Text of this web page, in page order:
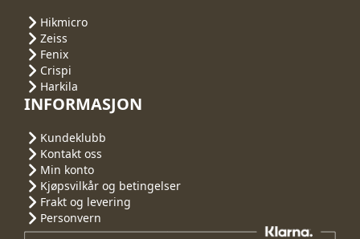
Hikmicro
Zeiss
Fenix
Crispi
Harkila
INFORMASJON
Kundeklubb
Kontakt oss
Min konto
Kjøpsvilkår og betingelser
Frakt og levering
Personvern